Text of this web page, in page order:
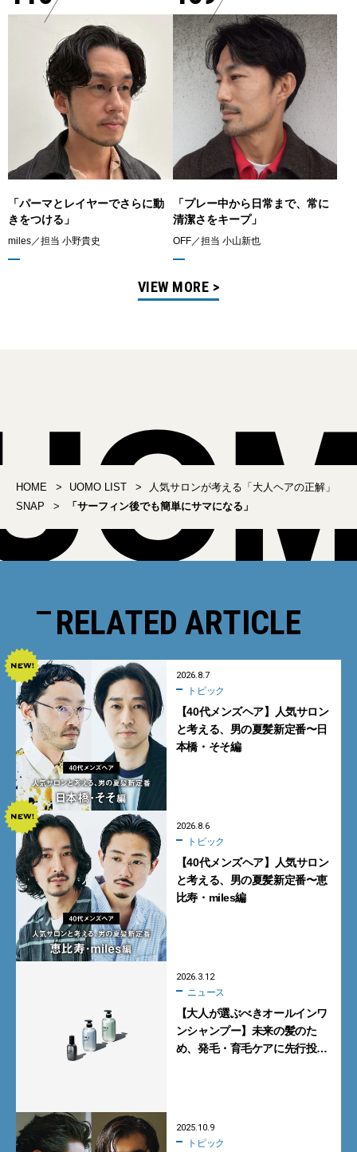
「パーマとレイヤーでさらに動
きをつける」
miles／担当 小野貴史
「プレー中から日常まで、常に
清潔さをキープ」
OFF／担当 小山新也
VIEW MORE >
HOME UOMO LIST
人気サロンが考える「大人ヘアの正解」
SNAP
「サーフィン後でも簡単にサマになる」
RELATED ARTICLE
2026.8.7
トピック
【40代メンズヘア】人気サロン
と考える、男の夏髪新定番〜日
本橋・そそ編
2026.8.6
トピック
【40代メンズヘア】人気サロン
と考える、男の夏髪新定番〜恵
比寿・miles編
2026.3.12
ニュース
【大人が選ぶべきオールインワ
ンシャンプー】未来の髪のた
め、発毛・育毛ケアに先行投
2025.10.9
トピック